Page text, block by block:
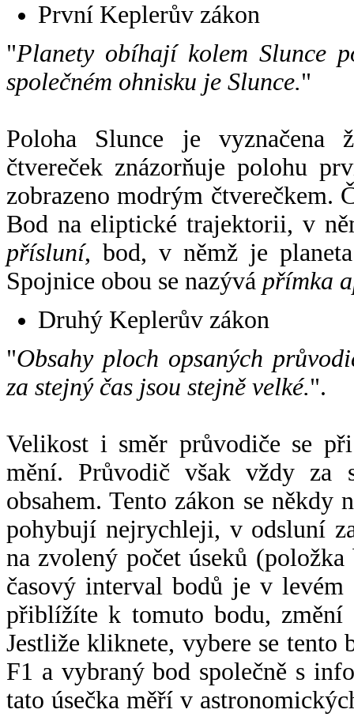
První Keplerův zákon
"Planety obíhají kolem Slunce
společném ohnisku je Slunce."
Poloha Slunce je vyznačena
čtvereček znázorňuje polohu
zobrazeno modrým čtverečkem.
Bod na eliptické trajektorii, v
přísluní, bod, v němž je
Spojnice obou se nazývá přímka
Druhý Keplerův zákon
"Obsahy ploch opsaných
za stejný čas jsou stejně velké.".
Velikost i směr průvodiče se
mění. Průvodič však vždy za
obsahem. Tento zákon se někdy
pohybují nejrychleji, v odsluní
na zvolený počet úseků
časový interval bodů je v
přiblížíte k tomuto bodu,
Jestliže kliknete, vybere se tento
F1 a vybraný bod společně s
tato úsečka měří v